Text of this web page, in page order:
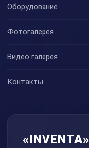
Оборудование
Фотогалерея
Видео галерея
Контакты
«INVENTA»